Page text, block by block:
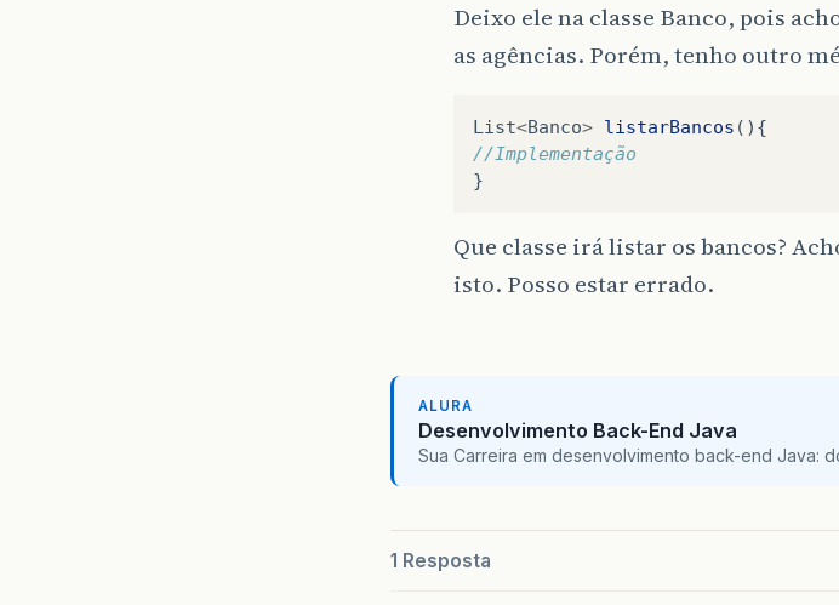
Deixo ele na classe Banco, pois
as agências. Porém, tenho outro
List<Banco> listarBancos (){
//Implementação
}
Que classe irá listar os bancos?
isto. Posso estar errado.
ALURA
Desenvolvimento Back-End Java
Sua Carreira em desenvolvimento back-end Java:
1 Resposta